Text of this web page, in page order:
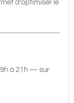
d’optimiser le
à 21h — sur